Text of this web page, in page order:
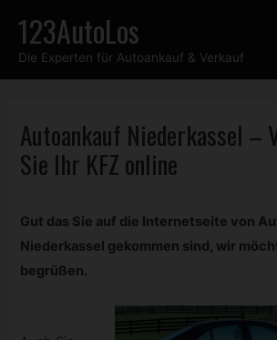
Inhalt
springen
123AutoLos
Die Experten für Autoankauf & Verkauf
Autoankauf Niederkassel –
Sie Ihr KFZonline
Gut das Sie auf die Internetseite von
Niederkassel gekommen sind, wir
begrüßen.